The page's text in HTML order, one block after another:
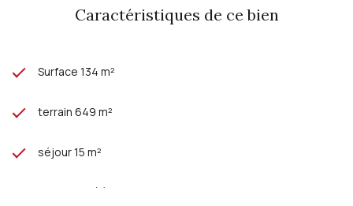
Caractéristiques de ce bien
Surface 134 m²
terrain 649 m²
séjour 15 m²
3 chambre(s)